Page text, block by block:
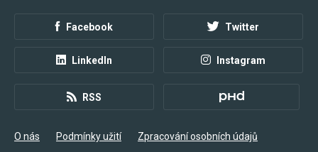
O nás Podmínky užití Zpracování osobních údajů
Facebook Twitter
LinkedIn Instagram
RSS